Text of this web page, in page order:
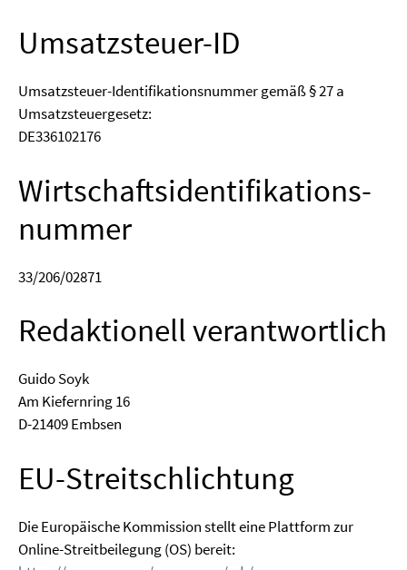
Umsatzsteuer-ID
Umsatz­steu­er-Iden­ti­fi­ka­ti­ons­num­mer gemäß § 27 a
Umsatz­steu­er­ge­setz:
DE336102176
Wirtschafts­identifikations­
nummer
33/206/02871
Redaktionell verantwortlich
Gui­do Soyk
Am Kie­fern­ring 16
D-21409 Emb­sen
EU-Streitschlichtung
Die Euro­päi­sche Kom­mis­si­on stellt eine Platt­form zur
Online-Streit­bei­le­gung (OS) bereit: